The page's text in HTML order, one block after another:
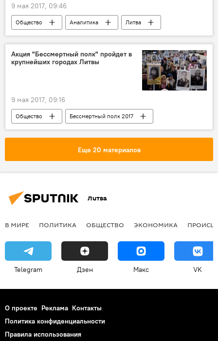
9 мая 2017, 09:46
Общество Аналитика
Литва
16-я Литовская стрелковая дивизия
Акция "Бессмертный полк" пройдет в
крупнейших городах Литвы
9 мая 2017, 09:16
Общество
Бессмертный полк 2017
Литва
9 Мая
военные захоронения
Еще 20 материалов
Литва
В МИРЕ ПОЛИТИКА ОБЩЕСТВО ЭКОНОМИКА
Telegram Дзен Макс VK
О проекте Реклама Контакты
Политика конфиденциальности
Правила использования